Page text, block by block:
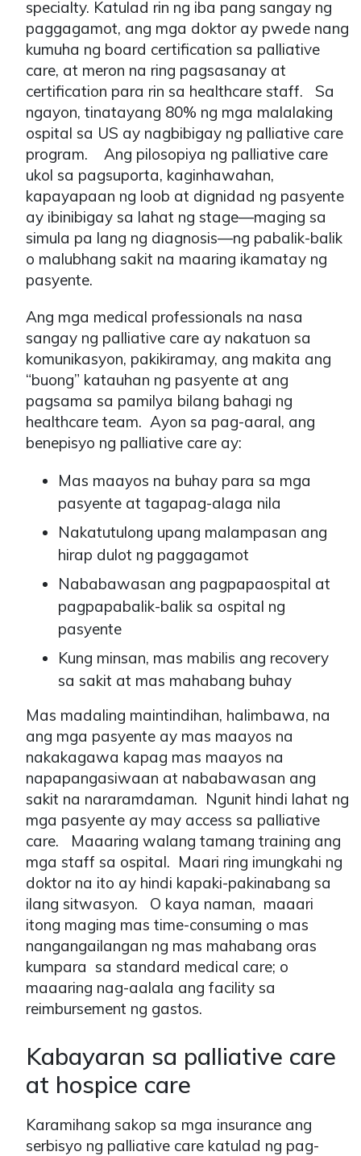
specialty. Katulad rin ng iba pang sangay ng
paggagamot, ang mga doktor ay pwede nang
kumuha ng board certification sa palliative
care, at meron na ring pagsasanay at
certification para rin sa healthcare staff. Sa
ngayon, tinatayang 80% ng mga malalaking
ospital sa US ay nagbibigay ng palliative care
program. Ang pilosopiya ng palliative care
ukol sa pagsuporta, kaginhawahan,
kapayapaan ng loob at dignidad ng pasyente
ay ibinibigay sa lahat ng stage—maging sa
simula pa lang ng diagnosis—ng pabalik-balik
o malubhang sakit na maaring ikamatay ng
pasyente.
Ang mga medical professionals na nasa
sangay ng palliative care ay nakatuon sa
komunikasyon, pakikiramay, ang makita ang
“buong” katauhan ng pasyente at ang
pagsama sa pamilya bilang bahagi ng
healthcare team. Ayon sa pag-aaral, ang
benepisyo ng palliative care ay:
Mas maayos na buhay para sa mga
pasyente at tagapag-alaga nila
Nakatutulong upang malampasan ang
hirap dulot ng paggagamot
Nababawasan ang pagpapaospital at
pagpapabalik-balik sa ospital ng
pasyente
Kung minsan, mas mabilis ang recovery
sa sakit at mas mahabang buhay
Mas madaling maintindihan, halimbawa, na
ang mga pasyente ay mas maayos na
nakakagawa kapag mas maayos na
napapangasiwaan at nababawasan ang
sakit na nararamdaman. Ngunit hindi lahat ng
mga pasyente ay may access sa palliative
care. Maaaring walang tamang training ang
mga staff sa ospital. Maari ring imungkahi ng
doktor na ito ay hindi kapaki-pakinabang sa
ilang sitwasyon. O kaya naman, maaari
itong maging mas time-consuming o mas
nangangailangan ng mas mahabang oras
kumpara sa standard medical care; o
maaaring nag-aalala ang facility sa
reimbursement ng gastos.
Kabayaran sa palliative care
at hospice care
Karamihang sakop sa mga insurance ang
serbisyo ng palliative care katulad ng pag-